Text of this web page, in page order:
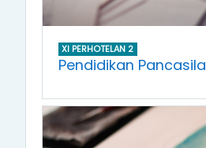
XI PERHOTELAN 2
Pendidikan Pancasila